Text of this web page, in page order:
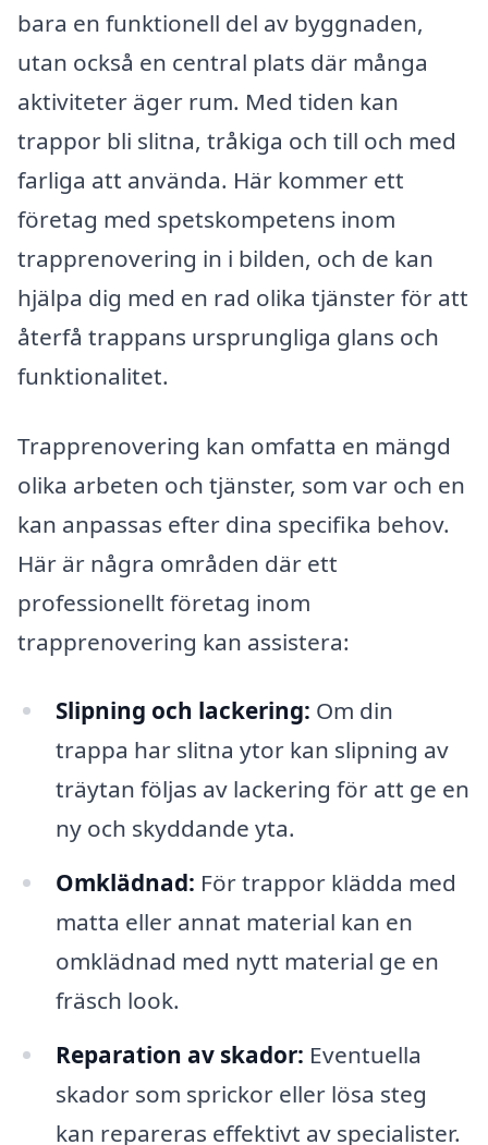
bara en funktionell del av byggnaden,
utan också en central plats där många
aktiviteter äger rum. Med tiden kan
trappor bli slitna, tråkiga och till och med
farliga att använda. Här kommer ett
företag med spetskompetens inom
trapprenovering in i bilden, och de kan
hjälpa dig med en rad olika tjänster för att
återfå trappans ursprungliga glans och
funktionalitet.
Trapprenovering kan omfatta en mängd
olika arbeten och tjänster, som var och en
kan anpassas efter dina specifika behov.
Här är några områden där ett
professionellt företag inom
trapprenovering kan assistera:
Slipning och lackering: Om din
trappa har slitna ytor kan slipning av
träytan följas av lackering för att ge en
ny och skyddande yta.
Omklädnad: För trappor klädda med
matta eller annat material kan en
omklädnad med nytt material ge en
fräsch look.
Reparation av skador: Eventuella
skador som sprickor eller lösa steg
kan repareras effektivt av specialister.